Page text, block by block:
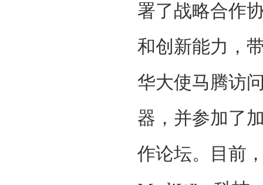
署了战略合作
和创新能力，
华大使马腾访
器，并参加了加
作论坛。目前